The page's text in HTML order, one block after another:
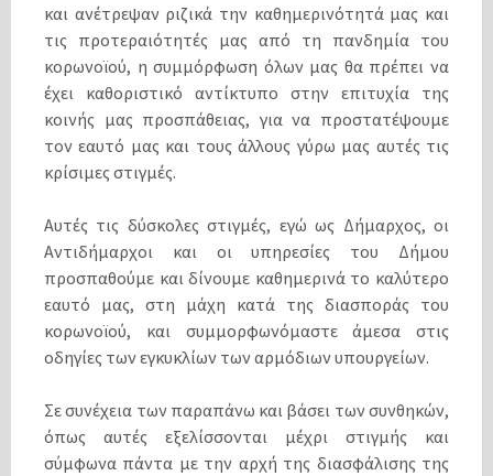
και ανέτρεψαν ριζικά την καθημερινότητά μας και
τις προτεραιότητές μας από τη πανδημία του
κορωνοϊού, η συμμόρφωση όλων μας θα πρέπει να
έχει καθοριστικό αντίκτυπο στην επιτυχία της
κοινής μας προσπάθειας, για να προστατέψουμε
τον εαυτό μας και τους άλλους γύρω μας αυτές τις
κρίσιμες στιγμές.
Αυτές τις δύσκολες στιγμές, εγώ ως Δήμαρχος, οι
Αντιδήμαρχοι και οι υπηρεσίες του Δήμου
προσπαθούμε και δίνουμε καθημερινά το καλύτερο
εαυτό μας, στη μάχη κατά της διασποράς του
κορωνοϊού, και συμμορφωνόμαστε άμεσα στις
οδηγίες των εγκυκλίων των αρμόδιων υπουργείων.
Σε συνέχεια των παραπάνω και βάσει των συνθηκών,
όπως αυτές εξελίσσονται μέχρι στιγμής και
σύμφωνα πάντα με την αρχή της διασφάλισης της